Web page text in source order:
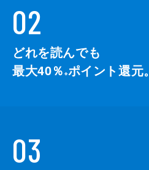
02
どれを読んでも
最大40％ ※ポイント還元。
03